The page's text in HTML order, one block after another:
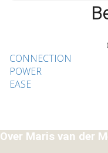
CONNECTION
POWER
EASE
Over Maris van der